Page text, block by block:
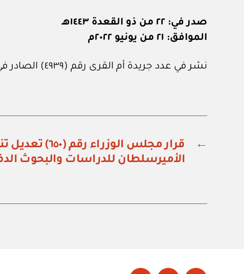
صدر في: ٢٢ من ذو القعدة ١٤٤٣هـ
الموافق: ٢١ من يونيو ٢٠٢٢م
نشر في عدد جريدة أم القرى رقم (٤٩٣٩) الصادر في ١ من يوليو ٢٠٢٢م.
←
قرار مجلس الوزراء
الأميرسلطان للدراسات والبحوث